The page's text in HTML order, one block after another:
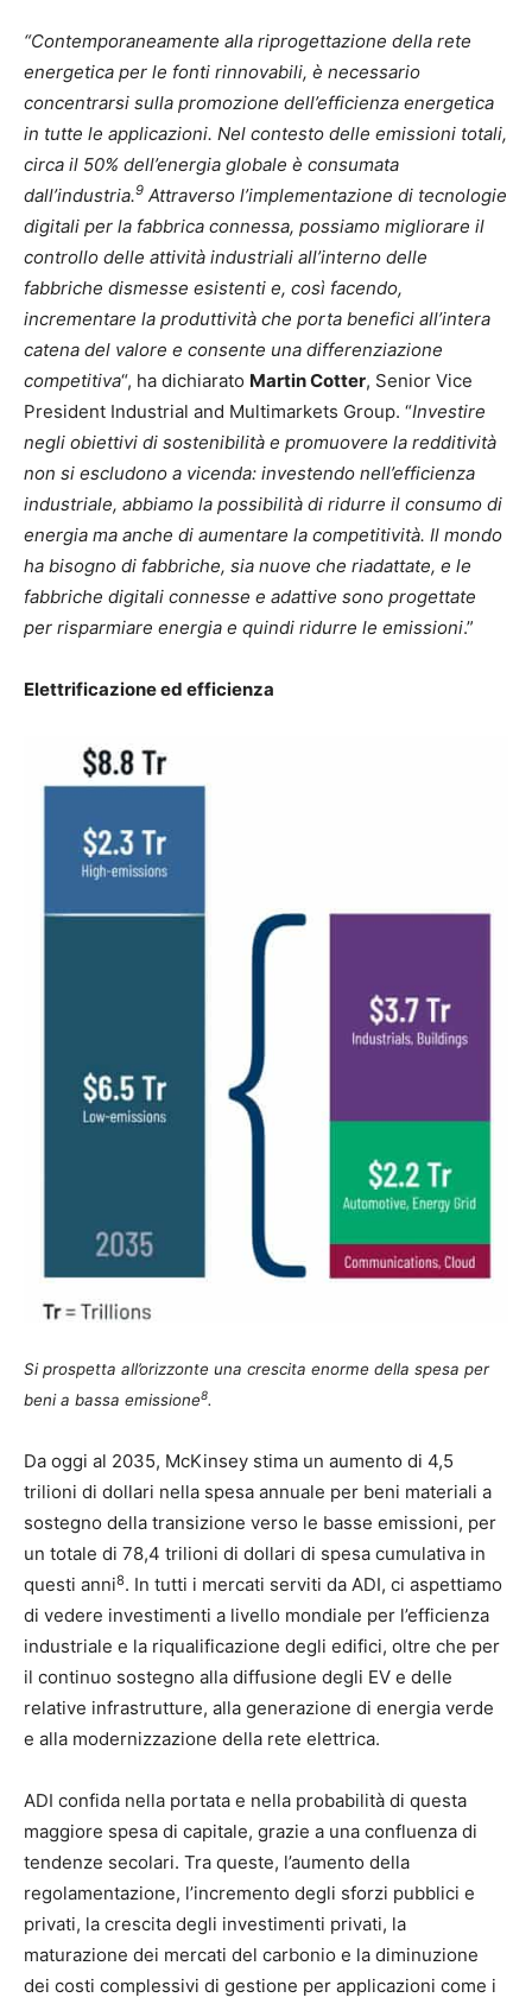
“Contemporaneamente alla riprogettazione della rete
energetica per le fonti rinnovabili, è necessario
concentrarsi sulla promozione dell’efficienza energetica
in tutte le applicazioni. Nel contesto delle emissioni totali,
circa il 50% dell’energia globale è consumata
dall’industria.9 Attraverso l’implementazione di tecnologie
digitali per la fabbrica connessa, possiamo migliorare il
controllo delle attività industriali all’interno delle
fabbriche dismesse esistenti e, così facendo,
incrementare la produttività che porta benefici all’intera
catena del valore e consente una differenziazione
competitiva“, ha dichiarato Martin Cotter, Senior Vice
President Industrial and Multimarkets Group. “Investire
negli obiettivi di sostenibilità e promuovere la redditività
non si escludono a vicenda: investendo nell’efficienza
industriale, abbiamo la possibilità di ridurre il consumo di
energia ma anche di aumentare la competitività. Il mondo
ha bisogno di fabbriche, sia nuove che riadattate, e le
fabbriche digitali connesse e adattive sono progettate
per risparmiare energia e quindi ridurre le emissioni.”
Elettrificazione ed efficienza
Si prospetta all’orizzonte una crescita enorme della spesa per
beni a bassa emissione8.
Da oggi al 2035, McKinsey stima un aumento di 4,5
trilioni di dollari nella spesa annuale per beni materiali a
sostegno della transizione verso le basse emissioni, per
un totale di 78,4 trilioni di dollari di spesa cumulativa in
questi anni8. In tutti i mercati serviti da ADI, ci aspettiamo
di vedere investimenti a livello mondiale per l’efficienza
industriale e la riqualificazione degli edifici, oltre che per
il continuo sostegno alla diffusione degli EV e delle
relative infrastrutture, alla generazione di energia verde
e alla modernizzazione della rete elettrica.
ADI confida nella portata e nella probabilità di questa
maggiore spesa di capitale, grazie a una confluenza di
tendenze secolari. Tra queste, l’aumento della
regolamentazione, l’incremento degli sforzi pubblici e
privati, la crescita degli investimenti privati, la
maturazione dei mercati del carbonio e la diminuzione
dei costi complessivi di gestione per applicazioni come i